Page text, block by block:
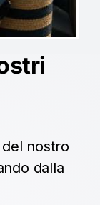
nostro
dalla